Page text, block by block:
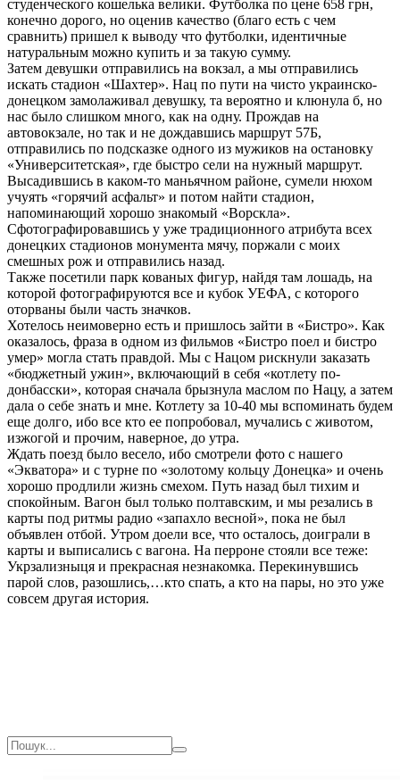
студенческого кошелька велики. Футболка по цене 658 грн,
конечно дорого, но оценив качество (благо есть с чем
сравнить) пришел к выводу что футболки, идентичные
натуральным можно купить и за такую сумму.
Затем девушки отправились на вокзал, а мы отправились
искать стадион «Шахтер». Нац по пути на чисто украинско-
донецком замолаживал девушку, та вероятно и клюнула б, но
нас было слишком много, как на одну. Прождав на
автовокзале, но так и не дождавшись маршрут 57Б,
отправились по подсказке одного из мужиков на остановку
«Университетская», где быстро сели на нужный маршрут.
Высадившись в каком-то маньячном районе, сумели нюхом
учуять «горячий асфальт» и потом найти стадион,
напоминающий хорошо знакомый «Ворскла».
Сфотографировавшись у уже традиционного атрибута всех
донецких стадионов монумента мячу, поржали с моих
смешных рож и отправились назад.
Также посетили парк кованых фигур, найдя там лошадь, на
которой фотографируются все и кубок УЕФА, с которого
оторваны были часть значков.
Хотелось неимоверно есть и пришлось зайти в «Бистро». Как
оказалось, фраза в одном из фильмов «Бистро поел и бистро
умер» могла стать правдой. Мы с Нацом рискнули заказать
«бюджетный ужин», включающий в себя «котлету по-
донбасски», которая сначала брызнула маслом по Нацу, а затем
дала о себе знать и мне. Котлету за 10-40 мы вспоминать будем
еще долго, ибо все кто ее попробовал, мучались с животом,
изжогой и прочим, наверное, до утра.
Ждать поезд было весело, ибо смотрели фото с нашего
«Экватора» и с турне по «золотому кольцу Донецка» и очень
хорошо продлили жизнь смехом. Путь назад был тихим и
спокойным. Вагон был только полтавским, и мы резались в
карты под ритмы радио «запахло весной», пока не был
объявлен отбой. Утром доели все, что осталось, доиграли в
карты и выписались с вагона. На перроне стояли все теже:
Укрзализныця и прекрасная незнакомка. Перекинувшись
парой слов, разошлись,…кто спать, а кто на пары, но это уже
совсем другая история.